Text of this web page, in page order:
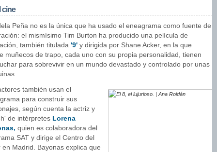
cine
Peña no es la única que ha usado el eneagrama como fuente de
el mismísimo Tim Burton ha producido una película de
también titulada '9' y dirigida por Shane Acker, en la que
muñecos de trapo, cada uno con su propia personalidad, tienen
para sobrevivir en un mundo devastado y controlado por unas
también usan el
para construir sus
según cuenta la actriz y
de intérpretes Lorena
quien es colaboradora del
SAT y dirige el Centro del
en Madrid. Bayonas explica que